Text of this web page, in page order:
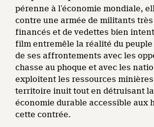
pérenne à l’économie mondiale,
contre une armée de militants
financés et de vedettes bien
film entremêle la réalité du
de ses affrontements avec les
chasse au phoque et avec les
exploitent les ressources
territoire inuit tout en détruisant
économie durable accessible aux
cette contrée.